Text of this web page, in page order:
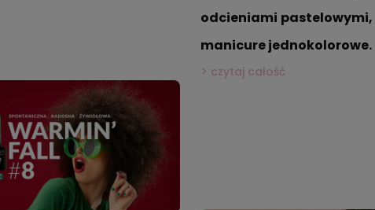
odcieniami
manicure jednokolorowe.
czytaj całość